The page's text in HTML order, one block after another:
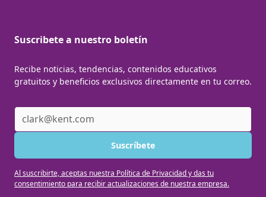
Suscribete a nuestro boletín
Recibe noticias, tendencias, contenidos educativos
gratuitos y beneficios exclusivos directamente en tu correo.
Al suscribirte, aceptas nuestra Política de Privacidad y das tu
consentimiento para recibir actualizaciones de nuestra empresa.